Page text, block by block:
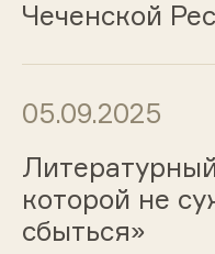
Чеченской
05.09.2025
которой не
сбыться»